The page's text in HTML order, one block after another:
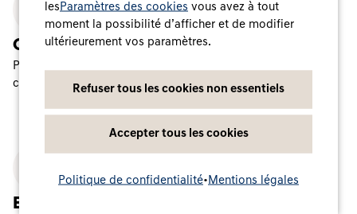
Confort de charge total
Profitez de la mobilité électrique en toute simplicité : un seul
contrat, une seule carte et une seule application.
En résumé
les Paramètres des cookies vous avez à tout
moment la possibilité d’afficher et de modifier
ultérieurement vos paramètres.
Refuser tous les cookies non essentiels
Accepter tous les cookies
Politique de confidentialité• Mentions légales